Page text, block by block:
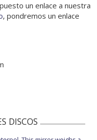
un enlace a nuestra
, pondremos un enlace
DISCOS